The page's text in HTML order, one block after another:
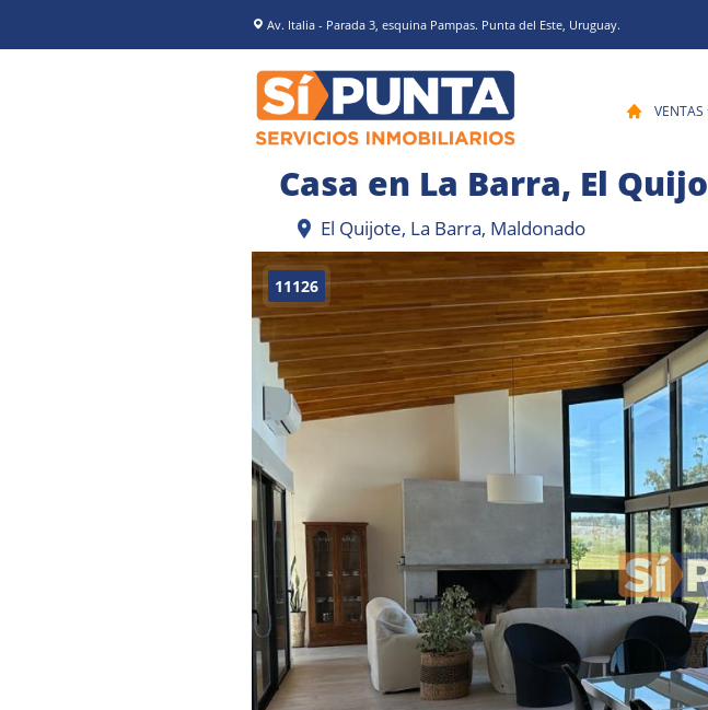
Av. Italia - Parada 3, esquina Pampas. Punta del Este, Uruguay.
VENTAS
El Quijote, La Barra, Maldonado
11126